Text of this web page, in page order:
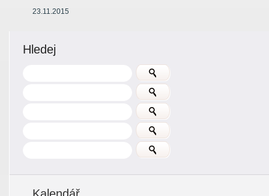
23.11.2015
Hledej
Kalendář